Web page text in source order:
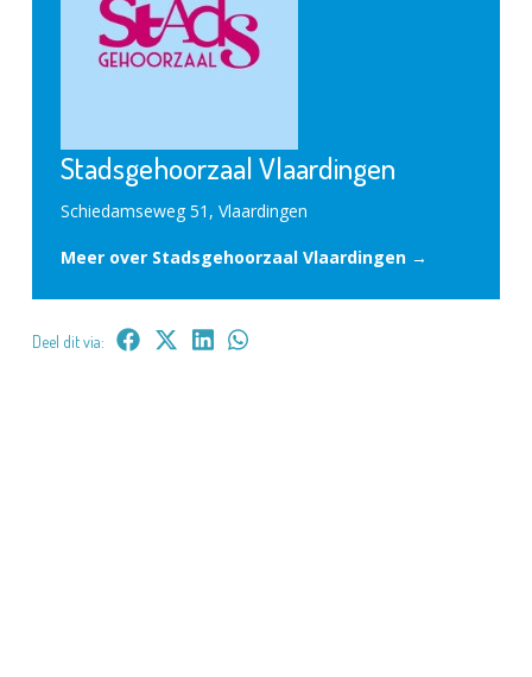
Stadsgehoorzaal Vlaardingen
Schiedamseweg 51, Vlaardingen
Meer over Stadsgehoorzaal Vlaardingen →
Deel dit via: